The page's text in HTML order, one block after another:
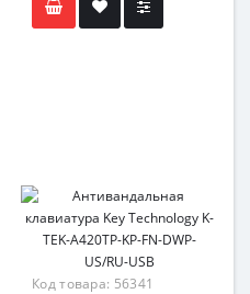
Код товара: 56341